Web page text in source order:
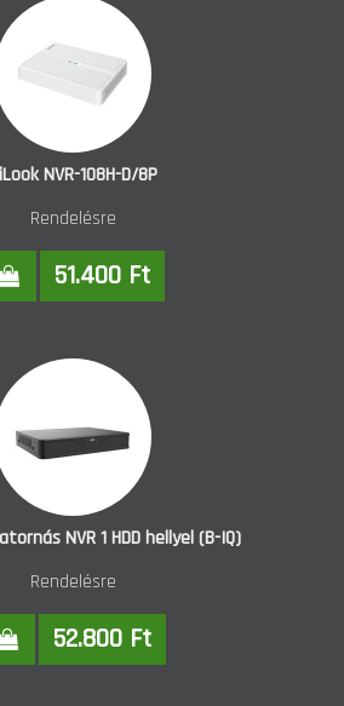
NVR-108H-D/8P
Rendelésre
51.400 Ft
NVR 1 HDD hellyel (B-IQ)
Rendelésre
52.800 Ft